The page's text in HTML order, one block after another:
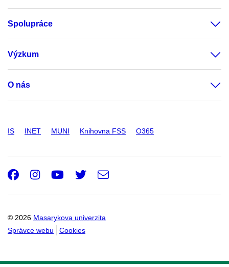
Spolupráce
Výzkum
O nás
IS INET MUNI Knihovna FSS O365
© 2026 Masarykova univerzita
Správce webu
Cookies
Facebook
Instagram
Youtube
Twitter
e-